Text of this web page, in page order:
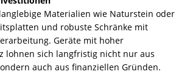
Materialien wie Naturstein oder
und robuste Schränke mit
Geräte mit hoher
lohnen sich langfristig nicht nur aus
auch aus finanziellen Gründen.